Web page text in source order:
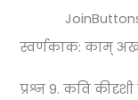
स्वर्णकाक: काम्
प्रश्न 9. कवि